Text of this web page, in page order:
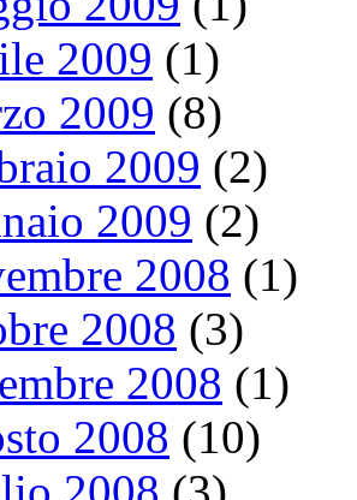
2009 (1)
2009 (8)
2009 (2)
2009 (2)
2008 (1)
2008 (3)
2008 (1)
2008 (10)